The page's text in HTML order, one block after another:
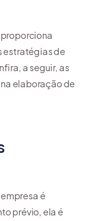
estratégias de
a seguir, as
elaboração de
é
prévio, ela é